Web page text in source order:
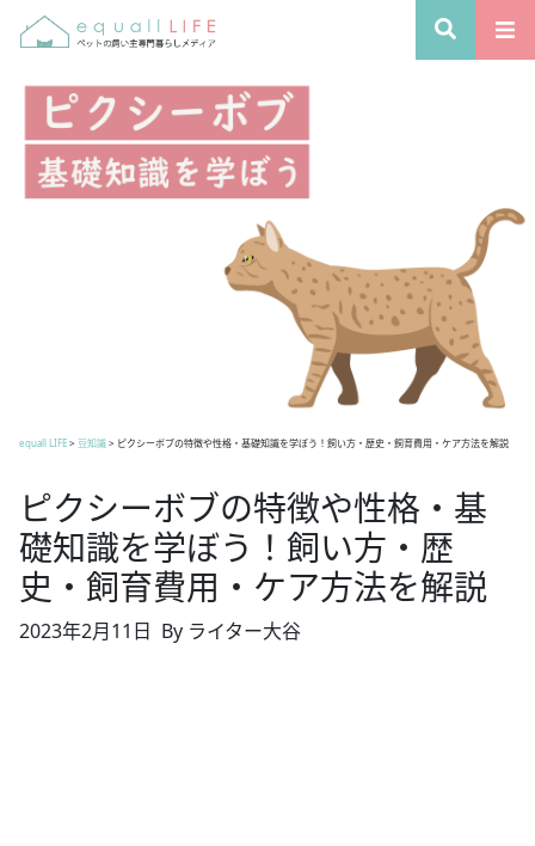
equall LIFE> 豆知識> ピクシーボブの特徴や性格・基礎知識を学ぼう！飼い方・歴史・飼育費用・ケア方法を解説
ピクシーボブの特徴や性格・基
礎知識を学ぼう！飼い方・歴
史・飼育費用・ケア方法を解説
2023年2月11日 By ライター大谷